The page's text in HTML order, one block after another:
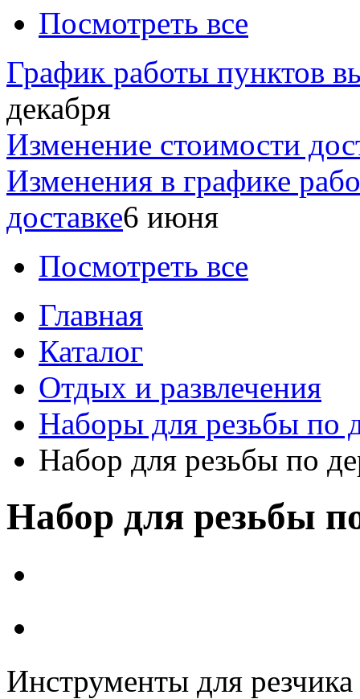
Посмотреть все
График работы пунктов
декабря
Изменение стоимости
Изменения в графике
доставке6 июня
Посмотреть все
Главная
Каталог
Отдых и развлечения
Наборы для резьбы по
Набор для резьбы по
Набор для резьбы
Инструменты для